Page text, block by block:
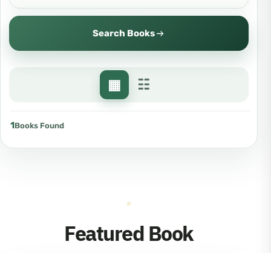
Search Books
▦ ☷
1Books Found
Featured Book